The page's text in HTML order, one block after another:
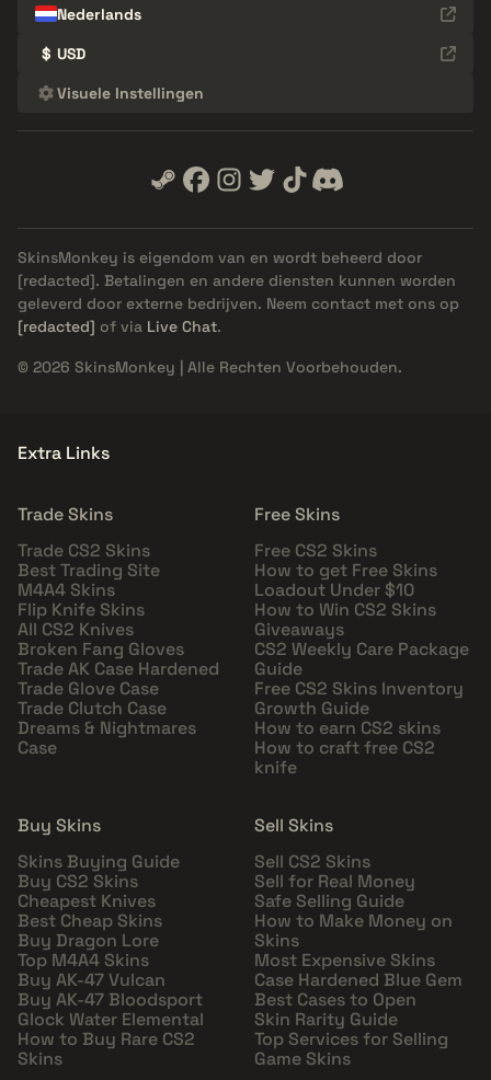
Nederlands
$ USD
Visuele Instellingen
SkinsMonkey is eigendom van en wordt beheerd door
[redacted]. Betalingen en andere diensten kunnen worden
geleverd door externe bedrijven. Neem contact met ons op
[redacted] of via Live Chat.
© 2026 SkinsMonkey | Alle Rechten Voorbehouden.
Extra Links
Trade Skins
Trade CS2 Skins
Best Trading Site
M4A4 Skins
Flip Knife Skins
All CS2 Knives
Broken Fang Gloves
Trade AK Case Hardened
Trade Glove Case
Trade Clutch Case
Dreams & Nightmares
Case
Free Skins
Free CS2 Skins
How to get Free Skins
Loadout Under $10
How to Win CS2 Skins
Giveaways
CS2 Weekly Care Package
Guide
Free CS2 Skins Inventory
Growth Guide
How to earn CS2 skins
How to craft free CS2
knife
Buy Skins
Skins Buying Guide
Buy CS2 Skins
Cheapest Knives
Best Cheap Skins
Buy Dragon Lore
Top M4A4 Skins
Buy AK-47 Vulcan
Buy AK-47 Bloodsport
Glock Water Elemental
How to Buy Rare CS2
Skins
Sell Skins
Sell CS2 Skins
Sell for Real Money
Safe Selling Guide
How to Make Money on
Skins
Most Expensive Skins
Case Hardened Blue Gem
Best Cases to Open
Skin Rarity Guide
Top Services for Selling
Game Skins